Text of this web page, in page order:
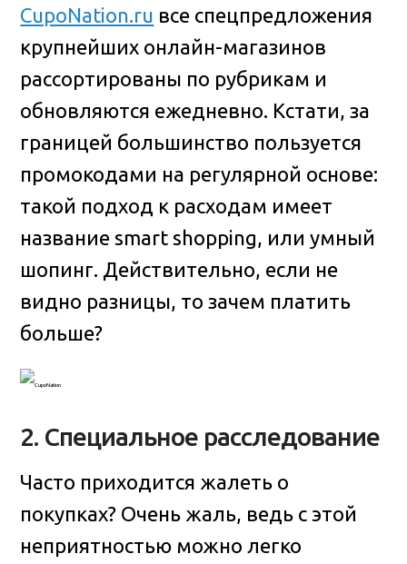
СupoNation.ru все спецпредложения
крупнейших онлайн-магазинов
рассортированы по рубрикам и
обновляются ежедневно. Кстати, за
границей большинство пользуется
промокодами на регулярной основе:
такой подход к расходам имеет
название smart shopping, или умный
шопинг. Действительно, если не
видно разницы, то зачем платить
больше?
2. Специальное расследование
Часто приходится жалеть о
покупках? Очень жаль, ведь с этой
неприятностью можно легко